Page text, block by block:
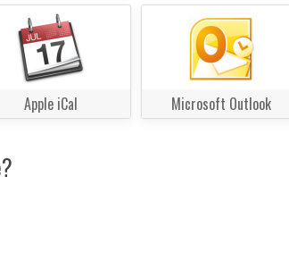
Apple iCal Microsoft Outlook